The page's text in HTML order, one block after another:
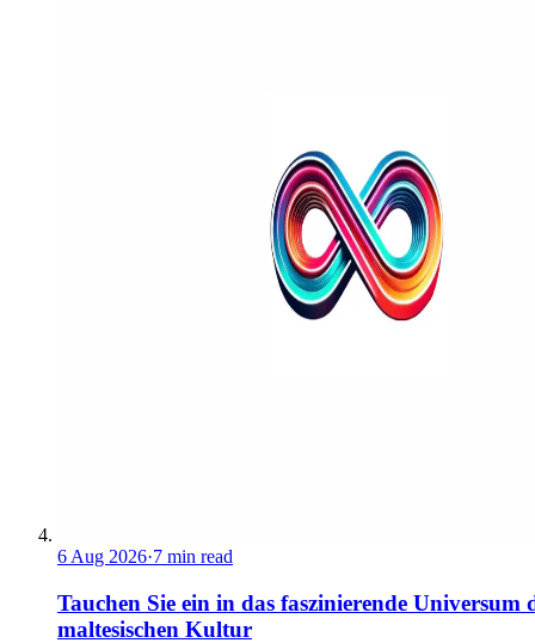
6 Aug 2026·7 min read
Tauchen Sie ein in das faszinierende Universum
maltesischen Kultur